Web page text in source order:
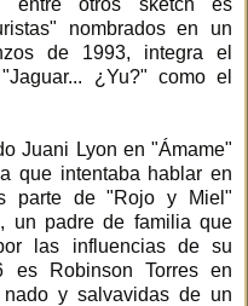
nombrados en un
de 1993, integra el
¿Yu?" como el
Juani Lyon en "Ámame"
que intentaba hablar en
parte de "Rojo y Miel"
un padre de familia que
las influencias de su
es Robinson Torres en
y salvavidas de un